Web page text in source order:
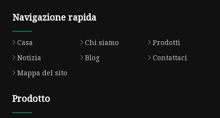
Navigazione rapida
Casa Chi siamo
Prodotti
Notizia
Blog
Contattaci
Mappa del sito
Prodotto